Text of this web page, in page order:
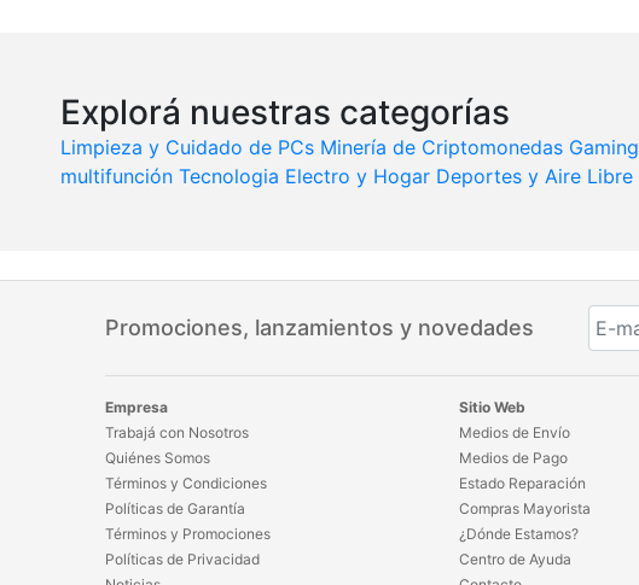
Explorá nuestras categorías
Limpieza y Cuidado de PCs Minería de Criptomonedas Gaming
multifunción Tecnologia Electro y Hogar Deportes y Aire Libre
Promociones, lanzamientos y novedades
Empresa
Trabajá con Nosotros
Quiénes Somos
Términos y Condiciones
Políticas de Garantía
Términos y Promociones
Políticas de Privacidad
Sitio Web
Medios de Envío
Medios de Pago
Estado Reparación
Compras Mayorista
¿Dónde Estamos?
Centro de Ayuda